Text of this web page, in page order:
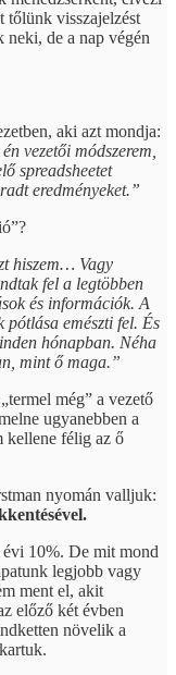
tőlünk visszajelzést
de a nap végén
aki azt mondja:
vezetői módszerem,
spreadsheetet
eredményeket.”
hiszem… Vagy
fel a legtöbben
és információk. A
pótlása emészti fel. És
hónapban. Néha
mint ő maga.”
még” a vezető
ugyanebben a
kellene félig az ő
nyomán valljuk:
10%. De mit mond
legjobb vagy
ment el, akit
előző két évben
növelik a